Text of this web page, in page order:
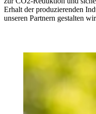
Erhalt der produzierenden
unseren Partnern gestalten